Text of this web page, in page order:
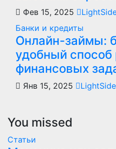
Фев 15, 2025
Банки и кредиты
Онлайн-займы:
удобный
финансовых
Янв 15, 2025
You missed
Статьи